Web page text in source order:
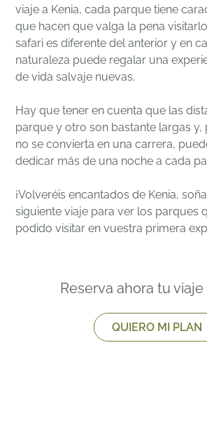
viaje a Kenia, cada parque tiene
que hacen que valga la pena
safari es diferente del anterior y en
naturaleza puede regalar una
de vida salvaje nuevas.
Hay que tener en cuenta que las
parque y otro son bastante largas y,
no se convierta en una carrera,
dedicar más de una noche a cada
¡Volveréis encantados de Kenia,
siguiente viaje para ver los parques
podido visitar en vuestra primera
Reserva ahora tu viaje
QUIERO MI PLAN